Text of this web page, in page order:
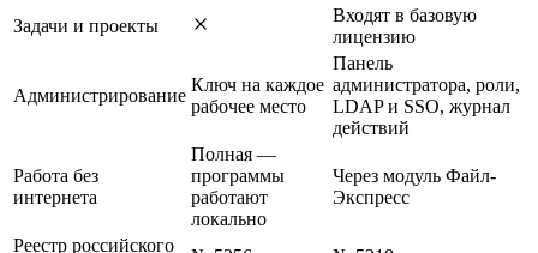
Задачи и проекты
Входят в базовую
лицензию
Администрирование
Ключ на каждое
рабочее место
Панель
администратора, роли,
LDAP и SSO, журнал
действий
Работа без
интернета
Полная —
программы
работают
локально
Через модуль Файл-
Экспресс
Реестр российского